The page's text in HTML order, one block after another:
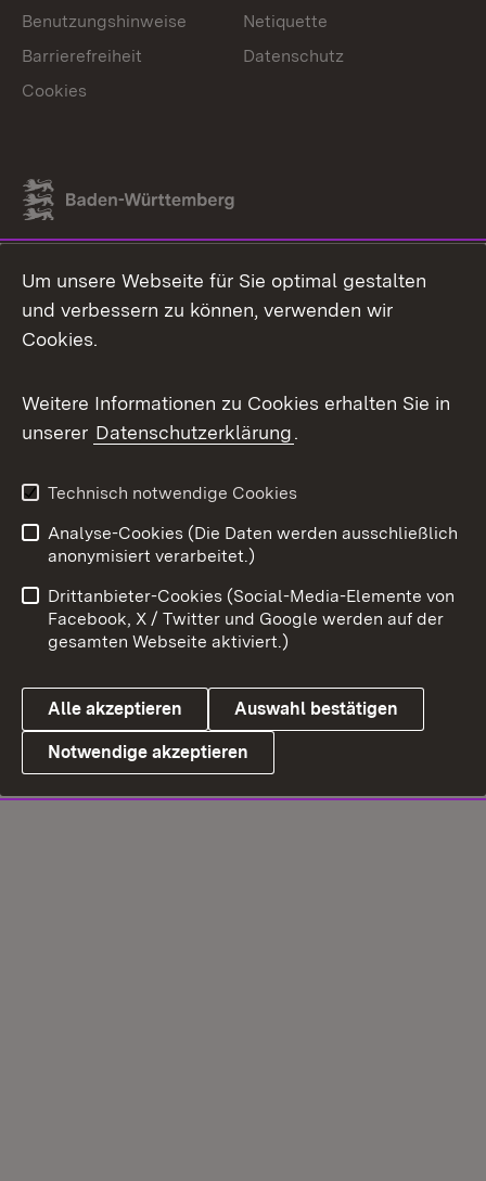
Link zum Landesportal
Benutzungshinweise
Netiquette
Barrierefreiheit
Datenschutz
Cookies
Um unsere Webseite für Sie optimal gestalten
und verbessern zu können, verwenden wir
Cookies.
Weitere Informationen zu Cookies erhalten Sie in
unserer Datenschutzerklärung.
Technisch notwendige Cookies
Analyse-Cookies (Die Daten werden ausschließlich
anonymisiert verarbeitet.)
Drittanbieter-Cookies (Social-Media-Elemente von
Facebook, X / Twitter und Google werden auf der
gesamten Webseite aktiviert.)
Alle akzeptieren Auswahl bestätigen
Notwendige akzeptieren